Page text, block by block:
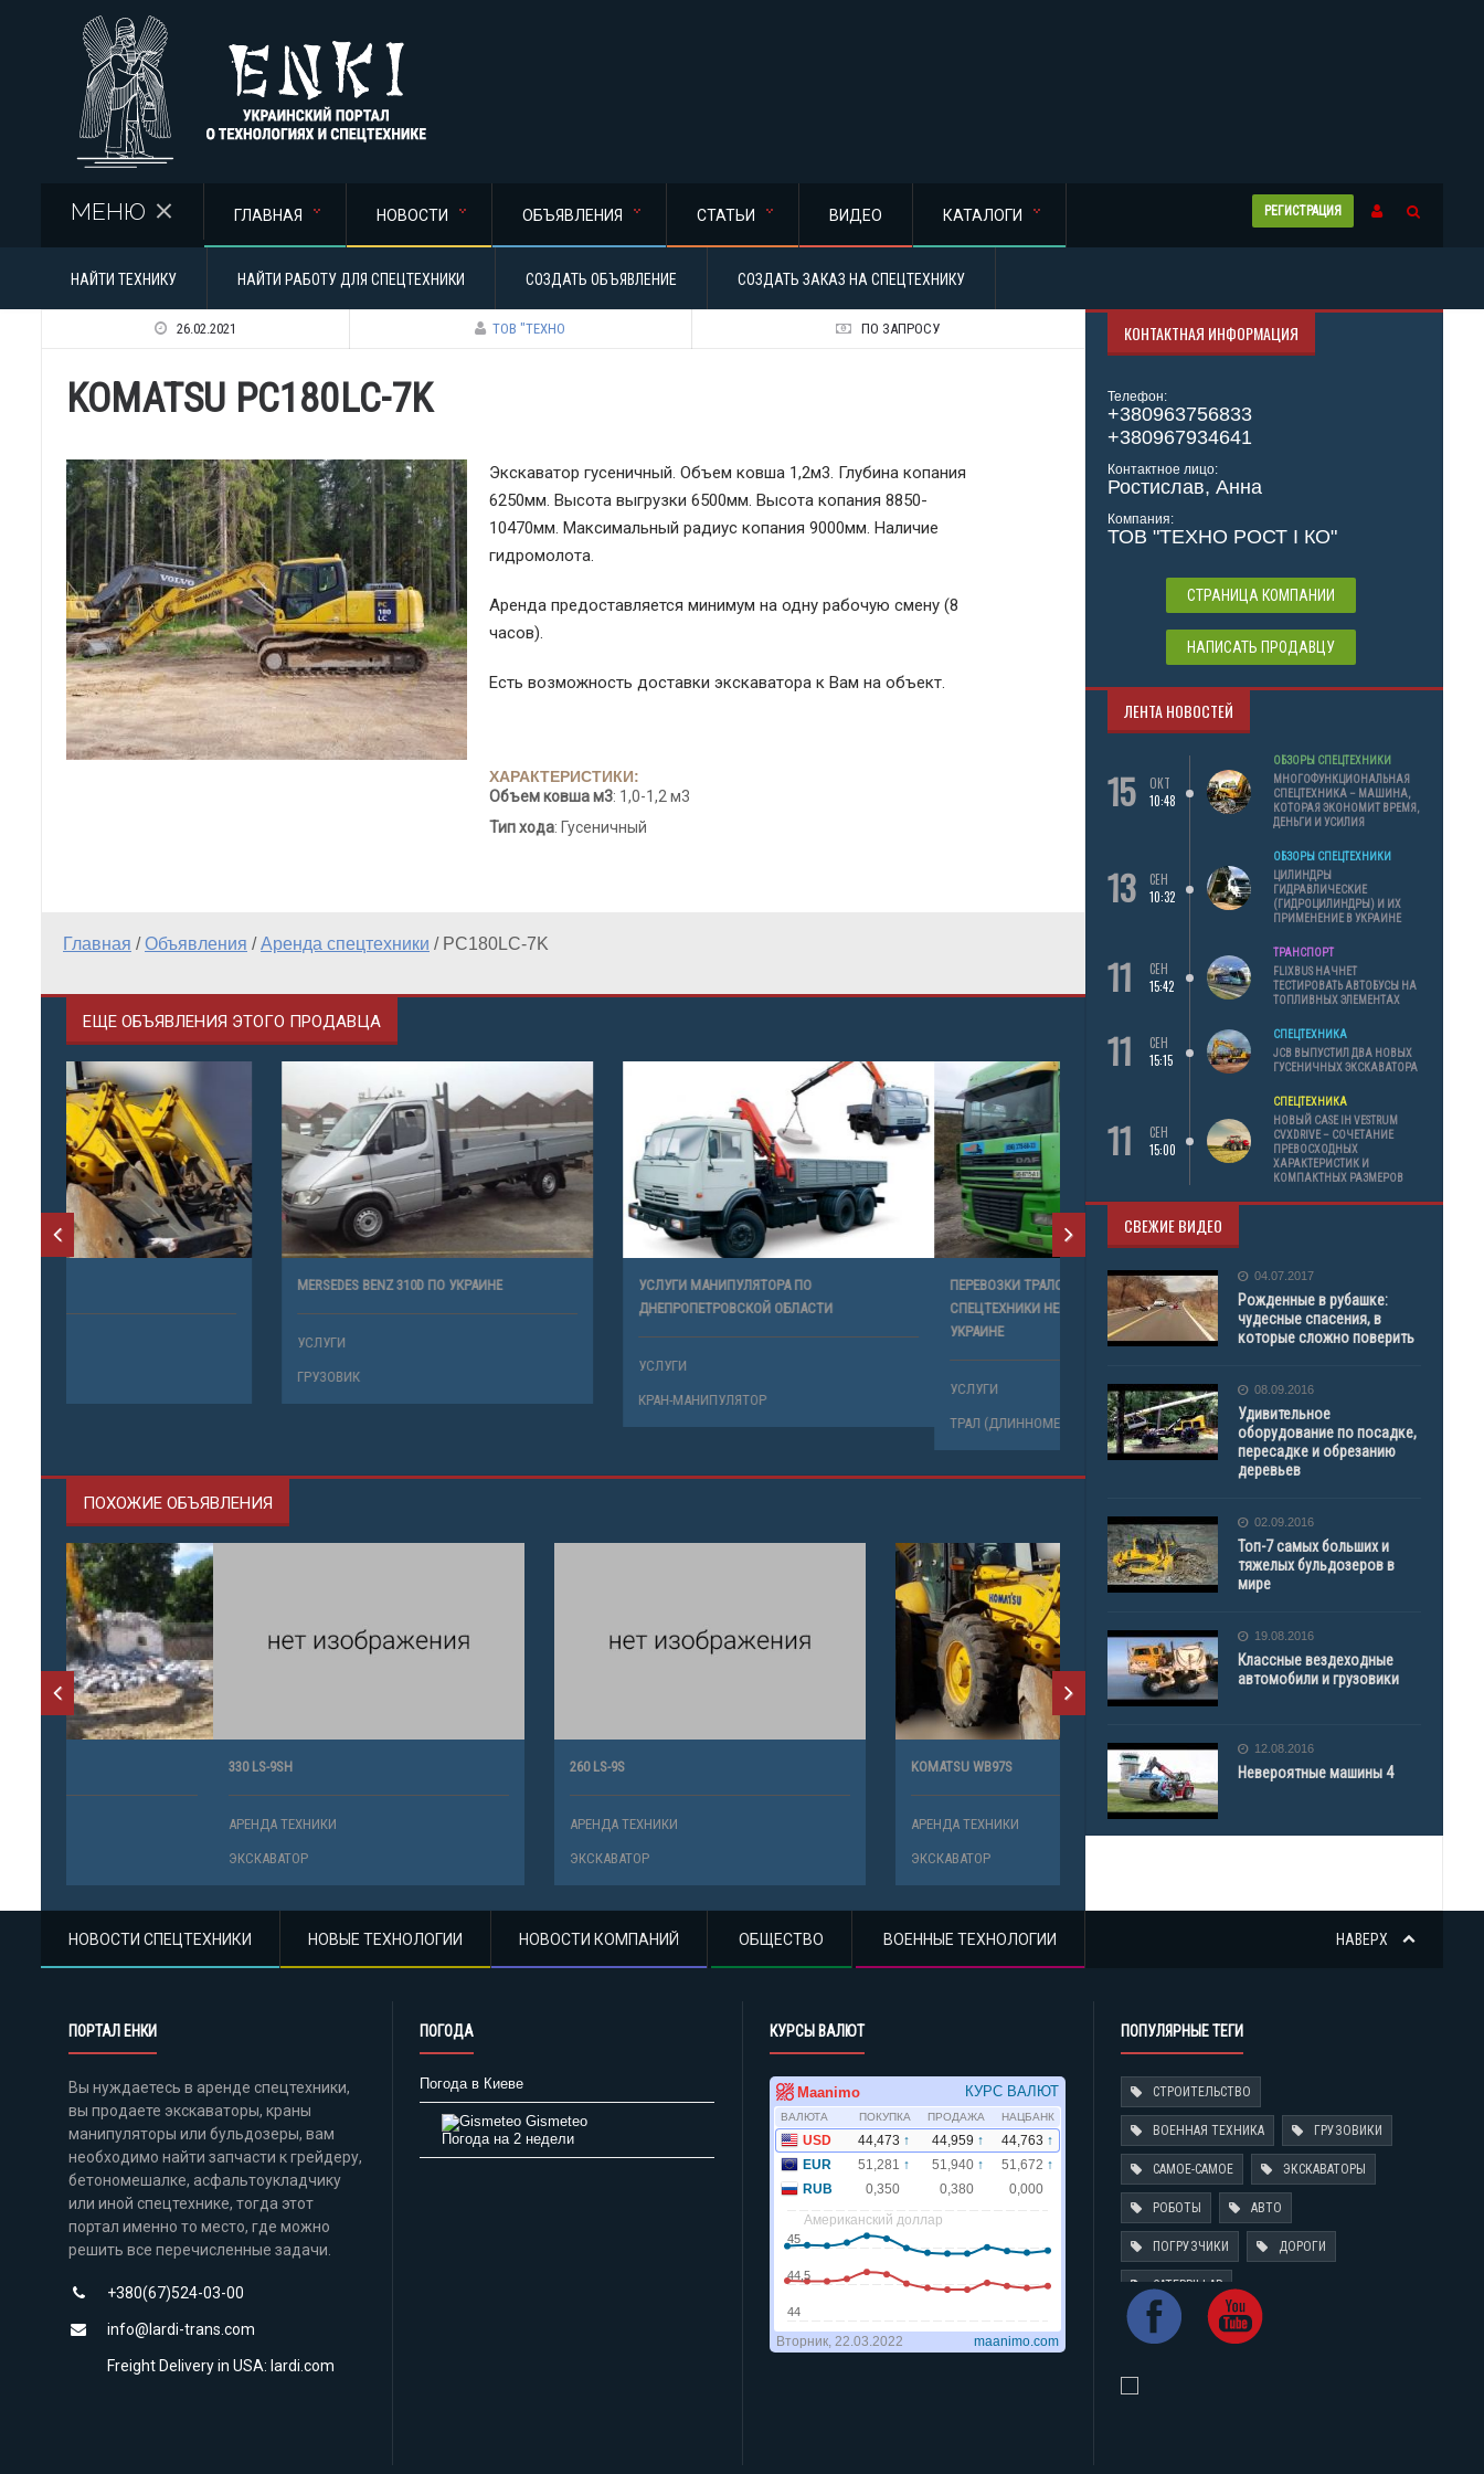
РЕГИСТРАЦИЯ
МЕНЮ ГЛАВНАЯ НОВОСТИ ОБЪЯВЛЕНИЯ СТАТЬИ ВИДЕО КАТАЛОГИ
НАЙТИ ТЕХНИКУ НАЙТИ РАБОТУ ДЛЯ СПЕЦТЕХНИКИ СОЗДАТЬ ОБЪЯВЛЕНИЕ СОЗДАТЬ ЗАКАЗ НА СПЕЦТЕХНИКУ
26.02.2021 ТОВ "ТЕХНО ПО ЗАПРОСУ
KOMATSU PC180LC-7K
Экскаватор гусеничный. Объем ковша 1,2м3. Глубина копания
6250мм. Высота выгрузки 6500мм. Высота копания 8850-
10470мм. Максимальный радиус копания 9000мм. Наличие
гидромолота.
Аренда предоставляется минимум на одну рабочую смену (8
часов).
Есть возможность доставки экскаватора к Вам на объект.
ХАРАКТЕРИСТИКИ:
Объем ковша м3: 1,0-1,2 м3
Тип хода: Гусеничный
Главная /Объявления /Аренда спецтехники / PC180LC-7K
ЕЩЕ ОБЪЯВЛЕНИЯ ЭТОГО ПРОДАВЦА
MERSEDES BENZ 310D ПО УКРАИНЕ
УСЛУГИ МАНИПУЛЯТОРА ПО
ДНЕПРОПЕТРОВСКОЙ ОБЛАСТИ
КРАН-МАНИПУЛЯТОР
ПЕРЕВОЗКИ ТРАЛОМ ГРУЗОВ И
СПЕЦТЕХНИКИ НЕГАБАРИТНОГО РАЗМЕРА ПО
УКРАИНЕ
УСЛУГИ
ТРАЛ (ДЛИННОМЕР)
ПОХОЖИЕ ОБЪЯВЛЕНИЯ
КОНТАКТНАЯ ИНФОРМАЦИЯ
Телефон:
+380963756833
+380967934641
Контактное лицо:
Ростислав, Анна
Компания:
ТОВ "ТЕХНО РОСТ І КО"
СТРАНИЦА КОМПАНИИ
НАПИСАТЬ ПРОДАВЦУ
ЛЕНТА НОВОСТЕЙ
15
ОКТ
10:48
ОБЗОРЫ СПЕЦТЕХНИКИ
МНОГОФУНКЦИОНАЛЬНАЯ
СПЕЦТЕХНИКА – МАШИНА,
КОТОРАЯ ЭКОНОМИТ ВРЕМЯ,
ДЕНЬГИ И УСИЛИЯ
13
СЕН
10:32
ОБЗОРЫ СПЕЦТЕХНИКИ
ЦИЛИНДРЫ
ГИДРАВЛИЧЕСКИЕ
(ГИДРОЦИЛИНДРЫ) И ИХ
ПРИМЕНЕНИЕ В УКРАИНЕ
11
СЕН
15:42
ТРАНСПОРТ
FLIXBUS НАЧНЕТ
ТЕСТИРОВАТЬ АВТОБУСЫ НА
ТОПЛИВНЫХ ЭЛЕМЕНТАХ
11
СЕН
15:15
СПЕЦТЕХНИКА
JCB ВЫПУСТИЛ ДВА НОВЫХ
ГУСЕНИЧНЫХ ЭКСКАВАТОРА
11
СЕН
15:00
СПЕЦТЕХНИКА
НОВЫЙ CASE IH VESTRUM
CVXDRIVE – СОЧЕТАНИЕ
ПРЕВОСХОДНЫХ
ХАРАКТЕРИСТИК И
КОМПАКТНЫХ РАЗМЕРОВ
СВЕЖИЕ ВИДЕО
04.07.2017
Рожденные в рубашке:
чудесные спасения, в
которые сложно поверить
08.09.2016
Удивительное
оборудование по посадке,
пересадке и обрезанию
деревьев
02.09.2016
Топ-7 самых больших и
тяжелых бульдозеров в
мире
19.08.2016
Классные вездеходные
автомобили и грузовики
12.08.2016
Невероятные машины 4
НАВЕРХ
НОВОСТИ СПЕЦТЕХНИКИ НОВЫЕ ТЕХНОЛОГИИ НОВОСТИ КОМПАНИЙ ОБЩЕСТВО ВОЕННЫЕ ТЕХНОЛОГИИ
ПОРТАЛ ЕНКИ
Вы нуждаетесь в аренде спецтехники,
вы продаете экскаваторы, краны
манипуляторы или бульдозеры, вам
необходимо найти запчасти к грейдеру,
бетономешалке, асфальтоукладчику
или иной спецтехнике, тогда этот
портал именно то место, где можно
решить все перечисленные задачи.
+380(67)524-03-00
info@lardi-trans.com
Freight Delivery in USA: lardi.com
ПОГОДА
Погода в Киеве
Gismeteo
Погода на 2 недели
КУРСЫ ВАЛЮТ ПОПУЛЯРНЫЕ ТЕГИ
СТРОИТЕЛЬСТВО
ВОЕННАЯ ТЕХНИКА ГРУЗОВИКИ
САМОЕ-САМОЕ ЭКСКАВАТОРЫ
РОБОТЫ АВТО
ПОГРУЗЧИКИ ДОРОГИ
CATERPILLAR